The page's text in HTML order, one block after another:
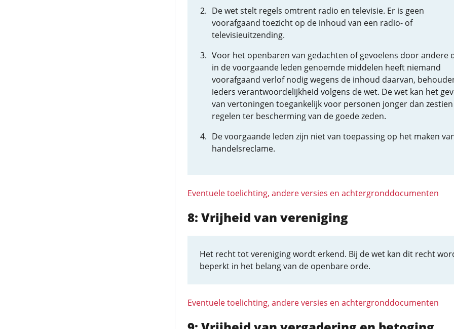
De wet stelt regels omtrent radio en televisie. Er is geen
voorafgaand toezicht op de inhoud van een radio- of
televisieuitzending.
Voor het openbaren van gedachten of gevoelens door andere
in de voorgaande leden genoemde middelen heeft niemand
voorafgaand verlof nodig wegens de inhoud daarvan,
ieders verantwoordelijkheid volgens de wet. De wet kan het
van vertoningen toegankelijk voor personen jonger dan
regelen ter bescherming van de goede zeden.
De voorgaande leden zijn niet van toepassing op het maken
handelsreclame.
Eventuele toelichting, andere versies en achtergronddocumenten
8: Vrijheid van vereniging
Het recht tot vereniging wordt erkend. Bij de wet kan dit recht
beperkt in het belang van de openbare orde.
Eventuele toelichting, andere versies en achtergronddocumenten